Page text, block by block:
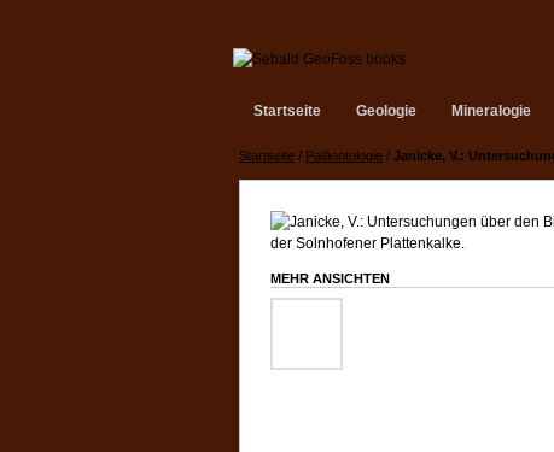
Startseite Geologie Mineralogie
Startseite / Paläontologie / Janicke, V.:
MEHR ANSICHTEN